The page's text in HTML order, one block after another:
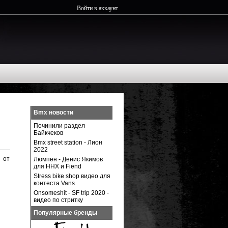
Войти в аккаунт
от
Bmx новости
Починили раздел
Байкчеков
Bmx street station - Лион
2022
Люмпен - Денис Якимов
для ННХ и Fiend
Stress bike shop видео для
контеста Vans
Onsomeshit - SF trip 2020 -
видео по стритку
Популярные бренды